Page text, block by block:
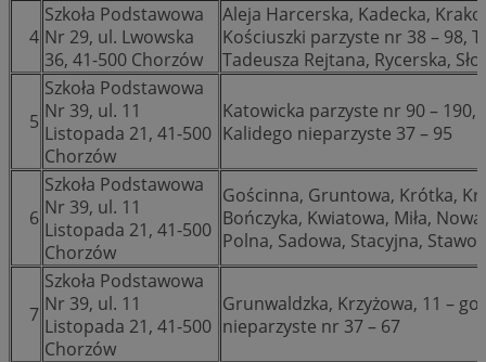
4
Szkoła Podstawowa
Nr 29, ul. Lwowska
36, 41-500 Chorzów
Aleja Harcerska, Kadecka,
Kościuszki parzyste nr 38 – 98,
Tadeusza Rejtana, Rycerska,
5
Szkoła Podstawowa
Nr 39, ul. 11
Listopada 21, 41-500
Chorzów
Katowicka parzyste nr 90 –
Kalidego nieparzyste 37 – 95
6
Szkoła Podstawowa
Nr 39, ul. 11
Listopada 21, 41-500
Chorzów
Gościnna, Gruntowa, Krótka,
Bończyka, Kwiatowa, Miła,
Polna, Sadowa, Stacyjna,
7
Szkoła Podstawowa
Nr 39, ul. 11
Listopada 21, 41-500
Chorzów
Grunwaldzka, Krzyżowa, 11 –
nieparzyste nr 37 – 67